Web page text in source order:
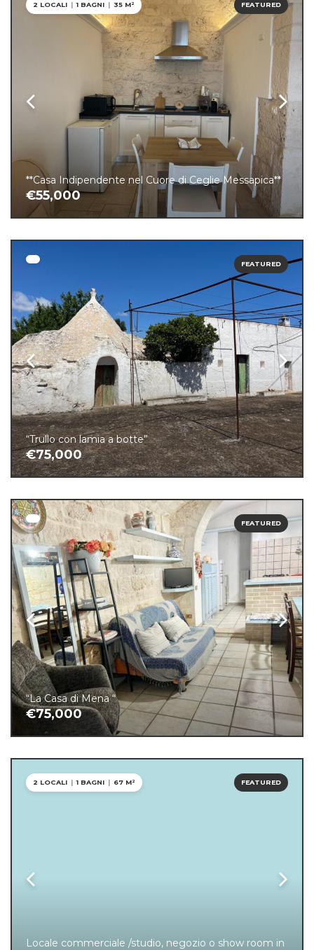
**Casa Indipendente nel Cuore di Ceglie Messapica**
€55,000
2 LOCALI | 1 BAGNI | 35 M² FEATURED
“Trullo con lamia a botte”
€75,000
FEATURED
“La Casa di Mena “
€75,000
FEATURED
Locale commerciale /studio, negozio o show room in
2 LOCALI | 1 BAGNI | 67 M² FEATURED